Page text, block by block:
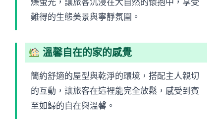
難得的生態美景與寧靜氛圍。
溫馨自在的家的感覺
簡約舒適的屋型與乾淨的環境，搭配主人親切
的互動，讓旅客在這裡能完全放鬆，感受到賓
至如歸的自在與溫馨。